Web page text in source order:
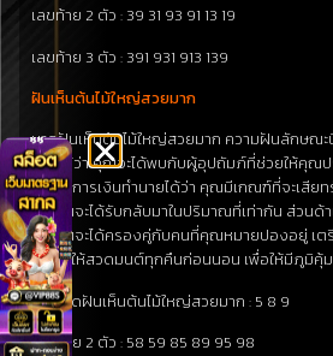
เลขท้าย 2 ตัว : 39 31 93 91 13 19
เลขท้าย 3 ตัว : 391 931 913 139
ฝันเห็นต้นไม้ใหญ่สวยมาก
หากฝันเห็นต้นไม้ใหญ่สวยมาก ความฝันลักษณะ
งานได้ว่า คุณจะได้พบกับผู้อุปถัมภ์ที่ช่วยให้คุณป
นี้ ด้านการเงินทำนายได้ว่า คุณมีเกณฑ์ที่จะเสีย
แต่คุณจะได้รับกลับมาในปริมาณที่เท่ากัน ส่วนด้
ว่า คุณจะได้ครองคู่กับคนที่คุณหมายปองอยู่ เต
แนะนำให้สวดมนต์ทุกคืนก่อนนอน เพื่อให้มีภูมิคุ้
เลขเด็ดฝันเห็นต้นไม้ใหญ่สวยมาก : 5 8 9
เลขท้าย 2 ตัว : 58 59 85 89 95 98